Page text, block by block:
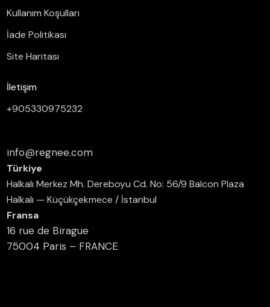
Kullanım Koşulları
İade Politikası
Site Haritası
İletişim
+905330975232
info@regnee.com
Türkiye
Halkalı Merkez Mh. Dereboyu Cd. No: 56/9 Balcon Plaza
Halkalı — Küçükçekmece / İstanbul
Fransa
16 rue de Birague
75004 Paris – FRANCE